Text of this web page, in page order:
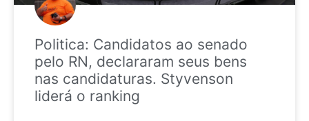
Politica: Candidatos ao senado
pelo RN, declararam seus bens
nas candidaturas. Styvenson
liderá o ranking